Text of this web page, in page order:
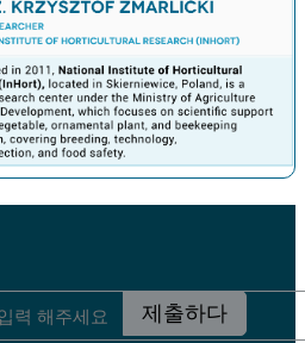
제출하다